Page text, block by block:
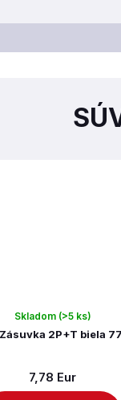
Skladom (>5 ks)
Zásuvka 2P+T biela
7,78 Eur